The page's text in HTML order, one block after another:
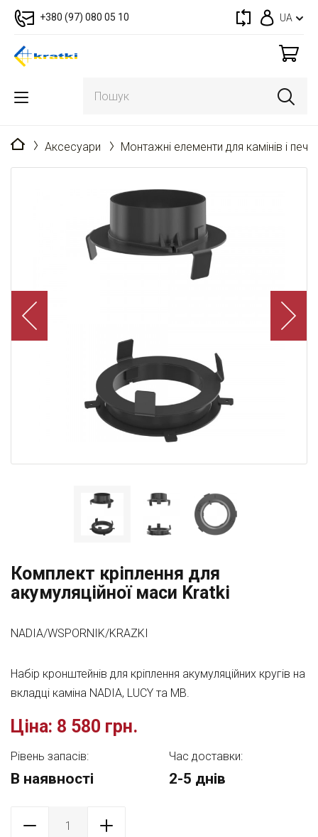
+380 (97) 080 05 10 UA
Головна
Аксесуари Монтажні елементи для камінів і
Комплект кріплення для
акумуляційної маси Kratki
NADIA/WSPORNIK/KRAZKI
Набір кронштейнів для кріплення акумуляційних кругів на
вкладці каміна NADIA, LUCY та MB.
Ціна: 8 580 грн.
Рівень запасів:
В наявності
Час доставки:
2-5 днів